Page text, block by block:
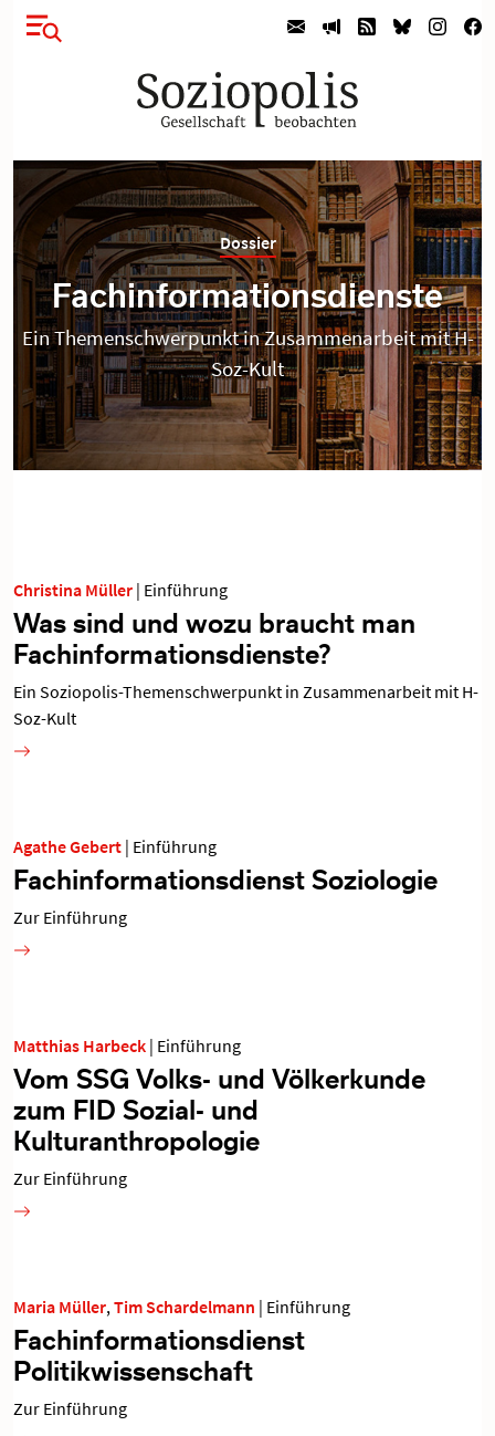
Dossier
Fachinformationsdienste
Ein Themenschwerpunkt in Zusammenarbeit mit H-
Soz-Kult
Christina Müller | Einführung
Was sind und wozu braucht man
Fachinformationsdienste?
Ein Soziopolis-Themenschwerpunkt in Zusammenarbeit mit H-
Soz-Kult
Agathe Gebert | Einführung
Fachinformationsdienst Soziologie
Zur Einführung
Matthias Harbeck | Einführung
Vom SSG Volks- und Völkerkunde
zum FID Sozial- und
Kulturanthropologie
Zur Einführung
Maria Müller, Tim Schardelmann | Einführung
Fachinformationsdienst
Politikwissenschaft
Zur Einführung